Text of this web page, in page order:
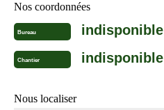
Nos coordonnées
Bureau indisponible
Chantier indisponible
Nous localiser